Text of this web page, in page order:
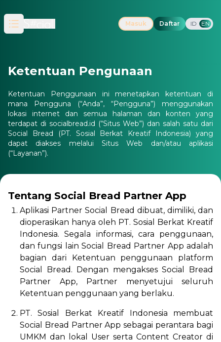
Open main menu
Masuk Daftar ID EN
Ketentuan Pengunaan
Ketentuan Penggunaan ini menetapkan ketentuan di
mana Pengguna (“Anda”, “Pengguna”) menggunakan
lokasi internet dan semua halaman dan konten yang
terdapat di socialbread.id (“Situs Web”) dan salah satu dari
Social Bread (PT. Sosial Berkat Kreatif Indonesia) yang
dapat diakses melalui Situs Web dan/atau aplikasi
(“Layanan”).
Tentang Social Bread Partner App
Aplikasi Partner Social Bread dibuat, dimiliki, dan
dioperasikan hanya oleh PT. Sosial Berkat Kreatif
Indonesia. Segala informasi, cara penggunaan,
dan fungsi lain Social Bread Partner App adalah
bagian dari Ketentuan penggunaan platform
Social Bread. Dengan mengakses Social Bread
Partner App, Partner menyetujui seluruh
Ketentuan penggunaan yang berlaku.
PT. Sosial Berkat Kreatif Indonesia membuat
Social Bread Partner App sebagai perantara bagi
UMKM dan lokal User serta Content Creator di